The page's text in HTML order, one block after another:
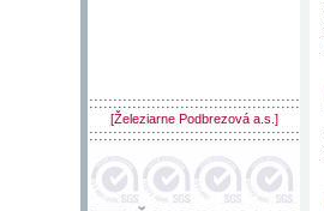
::::::::::::::::::::::::::::::::::::::::::::
[Železiarne Podbrezová a.s.]
::::::::::::::::::::::::::::::::::::::::::::